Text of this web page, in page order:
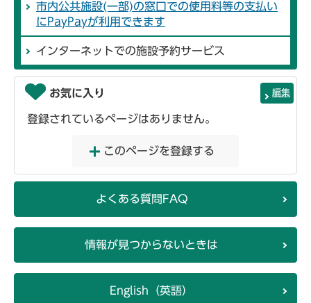
市内公共施設(一部)の窓口での使用料等の支払い
にPayPayが利用できます
インターネットでの施設予約サービス
お気に入り 編集
登録されているページはありません。
このページを登録する
よくある質問FAQ
情報が見つからないときは
English（英語）